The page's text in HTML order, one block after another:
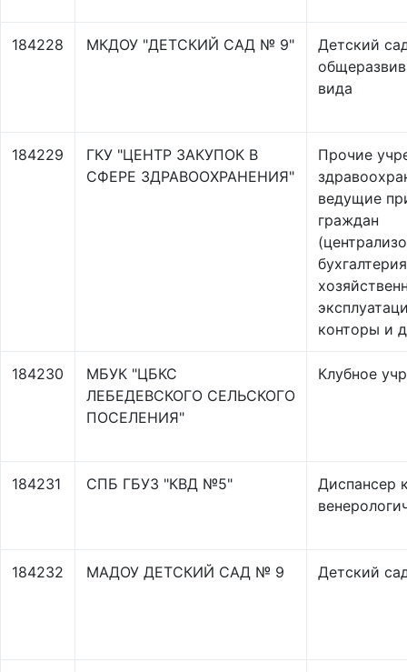
184228 МКДОУ "ДЕТСКИЙ САД № 9"
Детский
вида
184229
ГКУ "ЦЕНТР ЗАКУПОК В
СФЕРЕ ЗДРАВООХРАНЕНИЯ"
Прочие
ведущие
граждан
конторы и
184230
МБУК "ЦБКС
ЛЕБЕДЕВСКОГО СЕЛЬСКОГО
ПОСЕЛЕНИЯ"
Клубное
184231 СПБ ГБУЗ "КВД №5"
Диспансер
184232 МАДОУ ДЕТСКИЙ САД № 9 Детский